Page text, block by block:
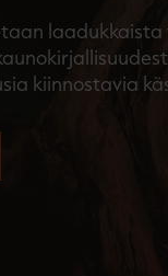
kiinnostavia